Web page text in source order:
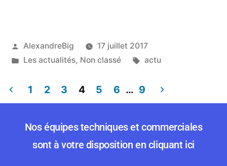
AlexandreBig
17 juillet 2017
Les actualités, Non classé actu
1 2 3 4 5 6 … 9
Nos équipes techniques et commerciales
sont à votre disposition en cliquant ici